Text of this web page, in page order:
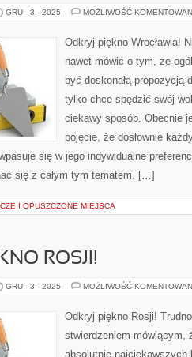
GRU - 3 - 2025 MOŻLIWOŚĆ
Odkryj piękno Wrocławia!
nawet mówić o tym, że
być doskonałą propozycją
tylko chce spędzić swój
ciekawy sposób. Obecnie
pojęcie, że dosłownie
się w jego indywidualne
się z całym tym tematem. […]
I OPUSZCZONE MIEJSCA
ROSJI!
GRU - 3 - 2025 MOŻLIWOŚĆ
Odkryj piękno Rosji!
stwierdzeniem mówiącym,
absolutnie najciekawszych